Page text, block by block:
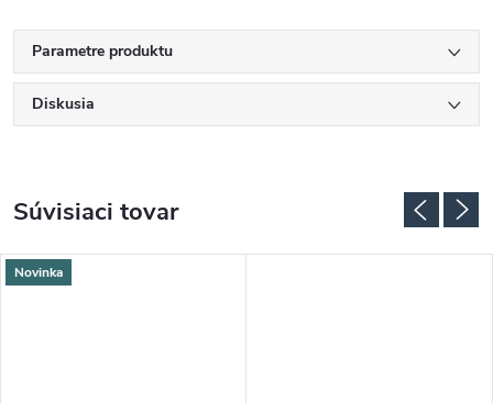
Parametre produktu
Diskusia
Súvisiaci tovar
Novinka